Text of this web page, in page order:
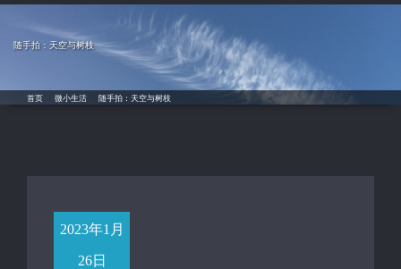
随手拍：天空与树枝
首页 微小生活 随手拍：天空与树枝
2023年1月
26日